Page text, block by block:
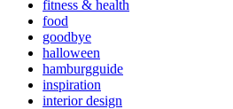
fitness & health
food
goodbye
halloween
hamburgguide
inspiration
interior design